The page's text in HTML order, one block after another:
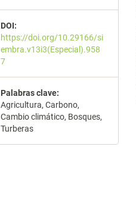
DOI:
https://doi.org/10.29166/si
embra.v13i3(Especial).958
7
Palabras clave:
Agricultura, Carbono,
Cambio climático, Bosques,
Turberas